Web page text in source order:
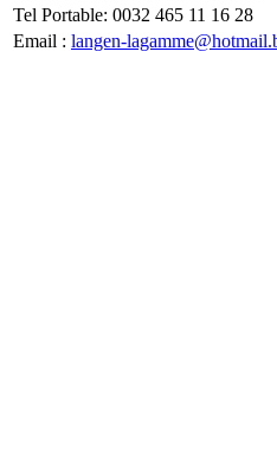
Tel Portable: 0032 465 11 16 28
Email : langen-